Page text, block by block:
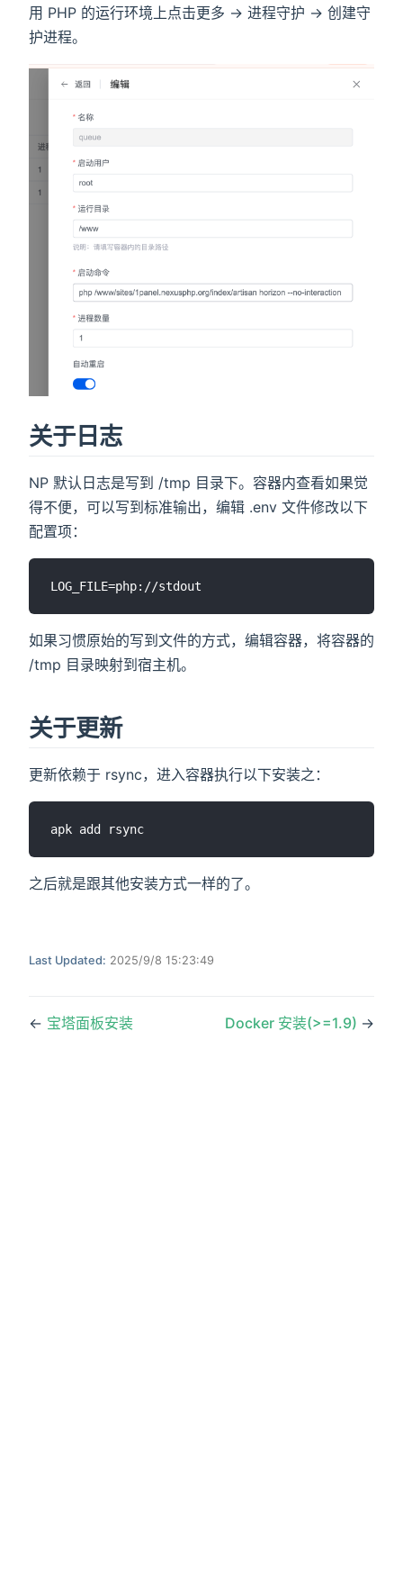
用 PHP 的运行环境上点击更多 -> 进程守护 -> 创建守
护进程。
关于日志
NP 默认日志是写到 /tmp 目录下。容器内查看如果觉
得不便，可以写到标准输出，编辑 .env 文件修改以下
配置项：
如果习惯原始的写到文件的方式，编辑容器，将容器的
/tmp 目录映射到宿主机。
关于更新
更新依赖于 rsync，进入容器执行以下安装之：
之后就是跟其他安装方式一样的了。
Last Updated: 2025/9/8 15:23:49
← 宝塔面板安装 Docker 安装(>=1.9) →